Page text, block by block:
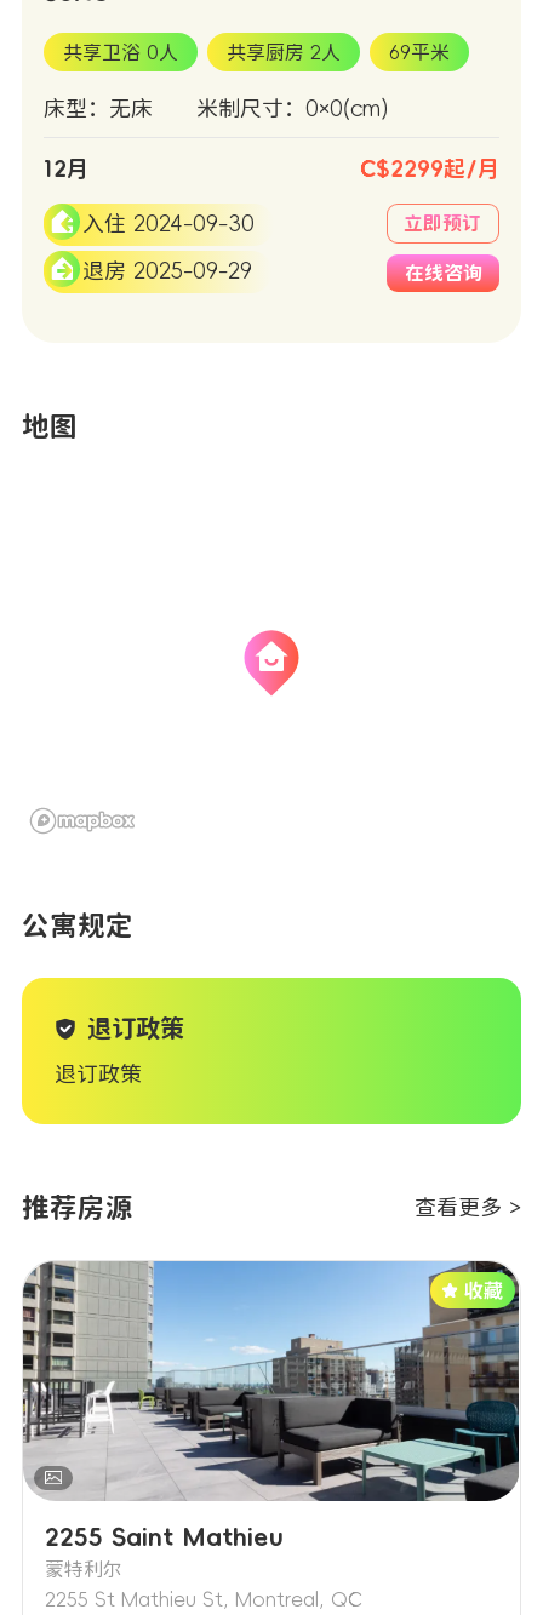
共享卫浴 0人 共享厨房 2人 69平米
床型：无床 米制尺寸：0×0(cm)
12月 C$2299起/月
入住 2024-09-30
退房 2025-09-29
立即预订
在线咨询
地图
公寓规定
退订政策
退订政策
推荐房源 查看更多 >
2255 Saint Mathieu
蒙特利尔
2255 St Mathieu St, Montreal, QC